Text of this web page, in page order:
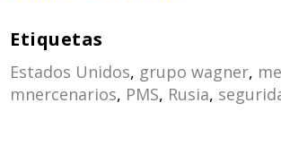
Etiquetas
Estados Unidos, grupo wagner,
mnercenarios, PMS, Rusia,